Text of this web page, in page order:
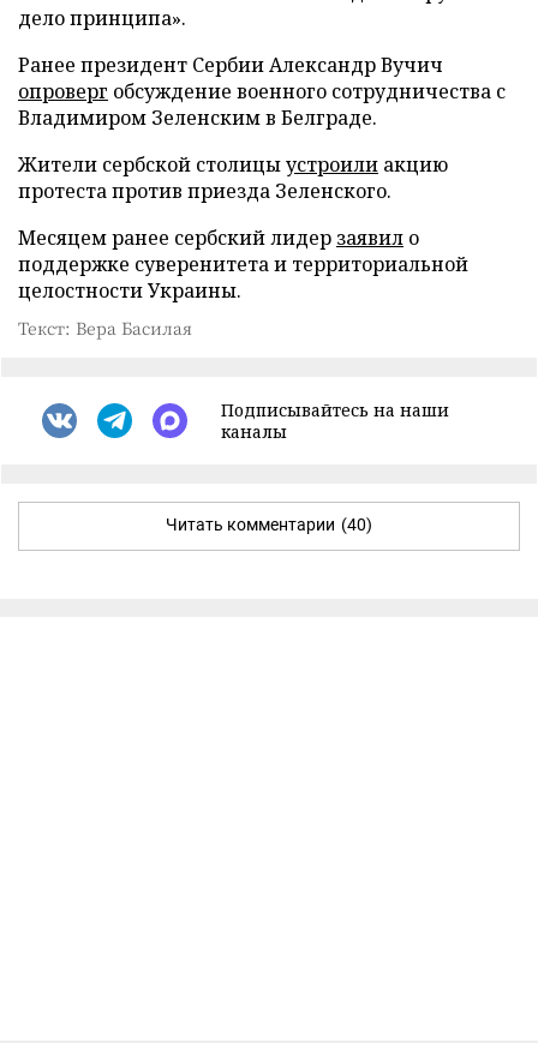
дело принципа».
Ранее президент Сербии Александр Вучич
опроверг обсуждение военного сотрудничества с
Владимиром Зеленским в Белграде.
Жители сербской столицыустроили акцию
протеста против приезда Зеленского.
Месяцем ранее сербский лидер заявил о
поддержке суверенитета и территориальной
целостности Украины.
Текст: Вера Басилая
Подписывайтесь на наши
каналы
Читать комментарии (40)